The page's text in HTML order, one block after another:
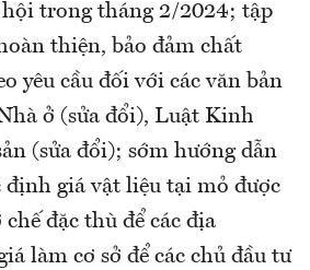
hội trong tháng 2/2024; tập
thiện, bảo đảm chất
yêu cầu đối với các văn bản
ở (sửa đổi), Luật Kinh
(sửa đổi); sớm hướng dẫn
định giá vật liệu tại mỏ được
đặc thù để các địa
làm cơ sở để các chủ đầu tư